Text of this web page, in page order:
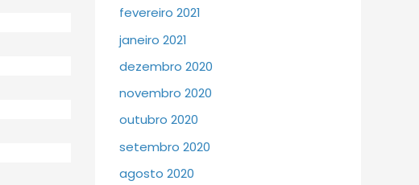
fevereiro 2021
janeiro 2021
dezembro 2020
novembro 2020
outubro 2020
setembro 2020
agosto 2020